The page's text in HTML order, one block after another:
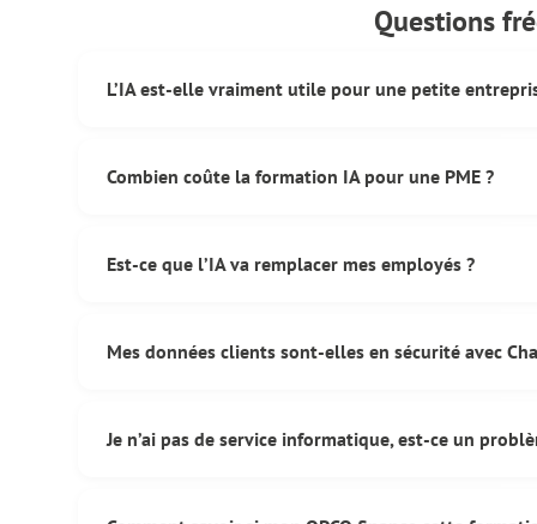
Questions
L’IA est-elle vraiment utile pour une petite
compte. Un dirigeant de PME peut gagner 1 à 2 heures
Combien coûte la formation IA pour une PME ?
entièrement prise en charge. Coût réel pour vous : 0 €.
Est-ce que l’IA va remplacer mes employés ?
ChatGPT envoie 3x plus de propositions. Un
Mes données clients sont-elles en sécurité avec
sécurisés (ChatGPT Team/Enterprise). Vos données
Je n’ai pas de service informatique, est-ce un